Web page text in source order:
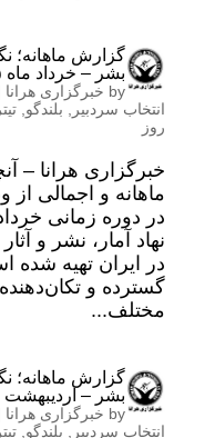
گزارش ماهانه؛
بشر – خرداد ماه ۱۴۰۵
by خبرگزاری هرانا
انتخاب سردبیر
بلندگو تیتر3
روز
خبرگزاری هرانا –
ماهانه و اجمالی
نهاد آمار، نشر و
در ایران تهیه
گسترده و
مختلف...
گزارش ماهانه؛
بشر – اردیبهشت ماه
by خبرگزاری هرانا
انتخاب سردبیر
بلندگو تیتر3